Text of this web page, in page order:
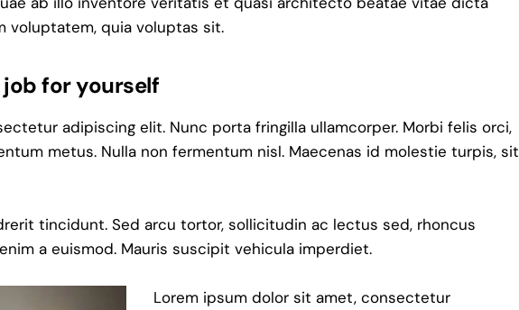
voluptatem, quia voluptas sit.
for yourself
adipiscing elit. Nunc porta fringilla ullamcorper. Morbi felis orci,
metus. Nulla non fermentum nisl. Maecenas id molestie turpis, sit
tincidunt. Sed arcu tortor, sollicitudin ac lectus sed, rhoncus
a euismod. Mauris suscipit vehicula imperdiet.
Lorem ipsum dolor sit amet, consectetur